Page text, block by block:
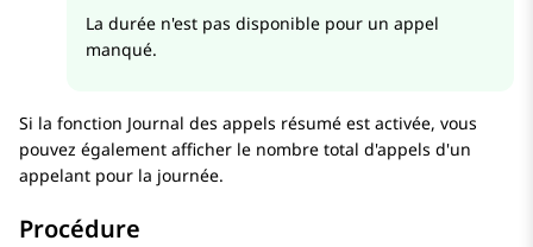
La durée n'est pas disponible pour un appel
manqué.
Si la fonction Journal des appels résumé est activée, vous
pouvez également afficher le nombre total d'appels d'un
appelant pour la journée.
Procédure